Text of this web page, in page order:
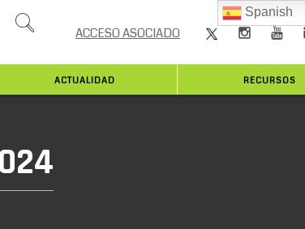
ACTUALIDAD RECURSOS
ACCESO ASOCIADO
Spanish